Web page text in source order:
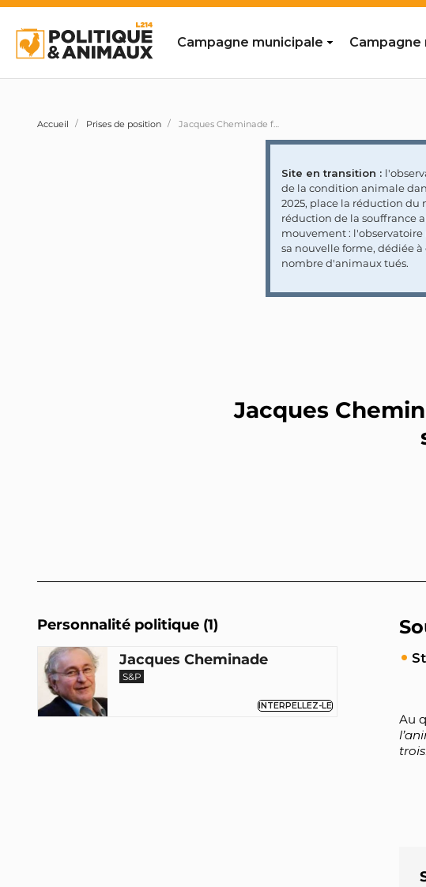
Campagne municipale Campagne
Accueil Prises de position Jacques Cheminade favorable à un changement de statut des animaux
Site en transition :
de la condition animale
2025, place la réduction
réduction de la souffrance
mouvement :
sa nouvelle forme, dédiée
nombre d'animaux tués.
Jacques
Personnalité politique (1)
Jacques Cheminade
S&P
INTERPELLEZ-LE
Au